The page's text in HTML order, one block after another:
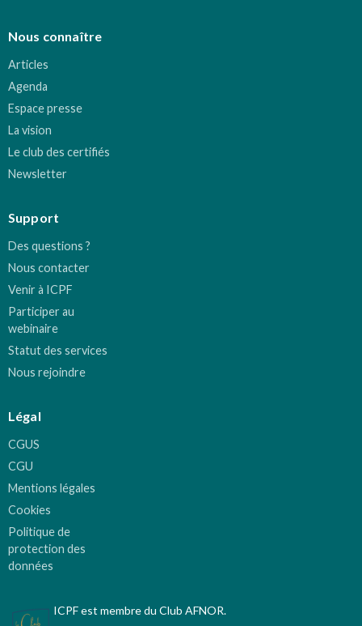
Nous connaître
Articles
Agenda
Espace presse
La vision
Le club des certifiés
Newsletter
Support
Des questions ?
Nous contacter
Venir à ICPF
Participer au
webinaire
Statut des services
Nous rejoindre
Légal
CGUS
CGU
Mentions légales
Cookies
Politique de
protection des
données
ICPF est membre du Club AFNOR.